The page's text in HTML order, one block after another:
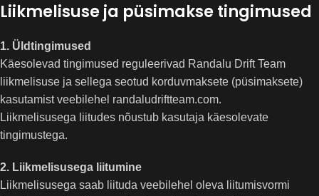
Liikmelisuse ja püsimakse tingimused
1. Üldtingimused
Käesolevad tingimused reguleerivad Randalu Drift Team
liikmelisuse ja sellega seotud korduvmaksete (püsimaksete)
kasutamist veebilehel randaludriftteam.com.
Liikmelisusega liitudes nõustub kasutaja käesolevate
tingimustega.
2. Liikmelisusega liitumine
Liikmelisusega saab liituda veebilehel oleva liitumisvormi